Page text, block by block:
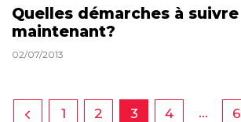
Quelles démarches à suivre
maintenant?
02/07/2013
1 2 3 4 … 6